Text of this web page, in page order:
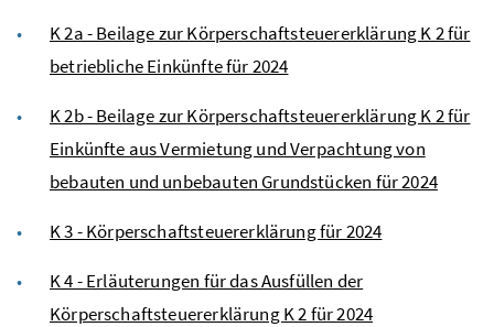
K 2a - Beilage zur Körperschaftsteuererklärung K 2 für
betriebliche Einkünfte für 2024
K 2b - Beilage zur Körperschaftsteuererklärung K 2 für
Einkünfte aus Vermietung und Verpachtung von
bebauten und unbebauten Grundstücken für 2024
K 3 - Körperschaftsteuererklärung für 2024
K 4 - Erläuterungen für das Ausfüllen der
Körperschaftsteuererklärung K 2 für 2024